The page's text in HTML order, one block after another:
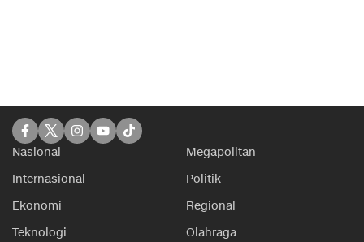
Nasional
Megapolitan
Internasional
Politik
Ekonomi
Regional
Teknologi
Olahraga